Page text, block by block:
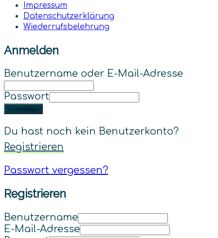
Impressum
Datenschutz­erklärung
Wiederrufsbelehrung
Anmelden
Benutzername oder E-Mail-Adresse
Passwort
Anmelden
Du hast noch kein Benutzerkonto?
Registrieren
Passwort vergessen?
Registrieren
Benutzername
E-Mail-Adresse